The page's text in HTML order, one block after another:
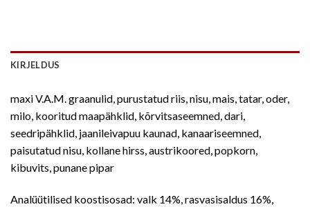
KIRJELDUS
maxi V.A.M. graanulid, purustatud riis, nisu, mais, tatar, oder,
milo, kooritud maapähklid, kõrvitsaseemned, dari,
seedripähklid, jaanileivapuu kaunad, kanaariseemned,
paisutatud nisu, kollane hirss, austrikoored, popkorn,
kibuvits, punane pipar
Analüütilised koostisosad: valk 14%, rasvasisaldus 16%,